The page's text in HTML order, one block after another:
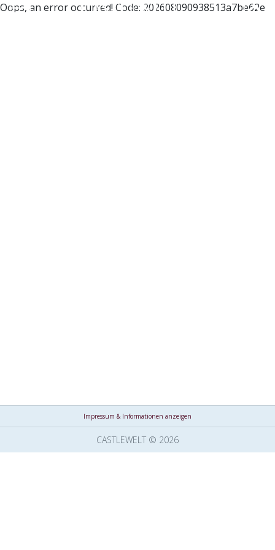
Oops, an error occurred! Code: 202608090938513a7be62e
Impressum & Informationen anzeigen
CASTLEWELT © 2026